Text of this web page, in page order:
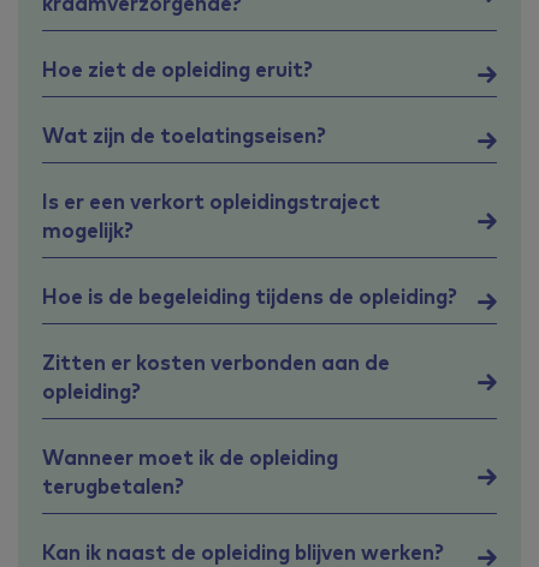
Hoe ziet de opleiding eruit?
Wat zijn de toelatingseisen?
Is er een verkort opleidingstraject
mogelijk?
Hoe is de begeleiding tijdens de opleiding?
Zitten er kosten verbonden aan de
opleiding?
Wanneer moet ik de opleiding
terugbetalen?
Kan ik naast de opleiding blijven werken?